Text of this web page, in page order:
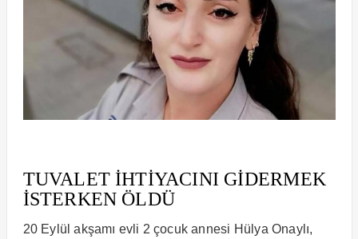
TUVALET İHTİYACINI GİDERMEK
İSTERKEN ÖLDÜ
20 Eylül akşamı evli 2 çocuk annesi Hülya Onaylı,